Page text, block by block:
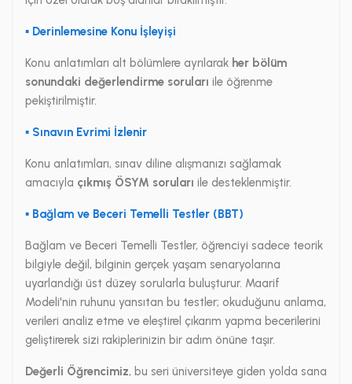
▪ Derinlemesine Konu İşleyişi
Konu anlatımları alt bölümlere ayrılarak her bölüm
sonundaki değerlendirme soruları ile öğrenme
pekiştirilmiştir.
▪ Sınavın Evrimi İzlenir
Konu anlatımları, sınav diline alışmanızı sağlamak
amacıyla çıkmış ÖSYM soruları ile desteklenmiştir.
▪ Bağlam ve Beceri Temelli Testler (BBT)
Bağlam ve Beceri Temelli Testler, öğrenciyi sadece teorik
bilgiyle değil, bilginin gerçek yaşam senaryolarına
uyarlandığı üst düzey sorularla buluşturur. Maarif
Modeli'nin ruhunu yansıtan bu testler; okuduğunu anlama,
verileri analiz etme ve eleştirel çıkarım yapma becerilerini
geliştirerek sizi rakiplerinizin bir adım önüne taşır.
Değerli Öğrencimiz, bu seri üniversiteye giden yolda sana